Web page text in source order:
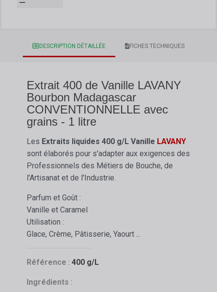
DESCRIPTION DÉTAILLÉE FICHES TECHNIQUES
Extrait 400 de Vanille LAVANY
Bourbon Madagascar
CONVENTIONNELLE avec
grains - 1 litre
Les Extraits liquides 400 g/L Vanille LAVANY
sont élaborés pour s'adapter aux exigences des
Professionnels des Métiers de Bouche, de
l'Artisanat et de l'Industrie.
Parfum et Goût :
Vanille et Caramel
Utilisation :
Glace, Crème, Pâtisserie, Yaourt ...
Référence : 400 g/L
Ingrédients :